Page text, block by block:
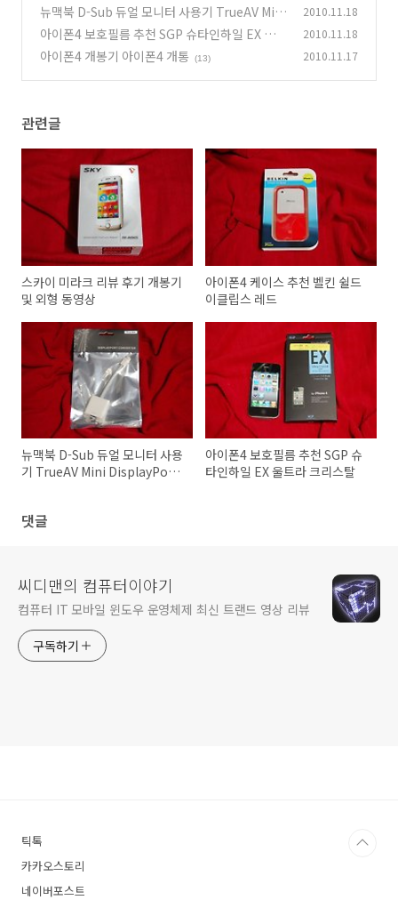
3)
뉴맥북 D-Sub 듀얼 모니터 사용기 TrueAV Mini
DisplayPort to VGA Adapter
(16)
2010.11.18
아이폰4 보호필름 추천 SGP 슈타인하일 EX 울트
라 크리스탈 (5)
2010.11.18
아이폰4 개봉기 아이폰4 개통 (13) 2010.11.17
관련글
스카이 미라크 리뷰 후기 개봉기
및 외형 동영상
아이폰4 케이스 추천 벨킨 쉴드
이클립스 레드
뉴맥북 D-Sub 듀얼 모니터 사용
기 TrueAV Mini DisplayPort
아이폰4 보호필름 추천 SGP 슈
타인하일 EX 울트라 크리스탈
댓글
씨디맨의 컴퓨터이야기
컴퓨터 IT 모바일 윈도우 운영체제 최신 트랜드 영상 리뷰
구독하기
틱톡
카카오스토리
네이버포스트